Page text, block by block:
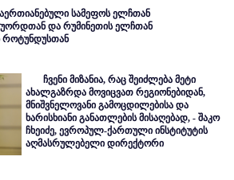
სამეფოს ელჩთან
და რუმინეთის ელჩთან
როტუნდუსთან
ჩვენი მიზანია, რაც შეიძლება მეტი
ახალგაზრდა მოვიცვათ რეგიონებიდან,
მნიშვნელოვანი გამოცდილებისა და
ხარისხიანი განათლების მისაღებად, - შაკო
ჩხეიძე, ევროპულ-ქართული ინსტიტუტის
აღმასრულებელი დირექტორი